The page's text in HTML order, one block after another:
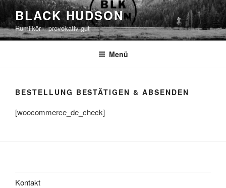
Zum
Inhalt
springen
BLACK HUDSON
Rumlikör – provokativ gut
Menü
BESTELLUNG BESTÄTIGEN & ABSENDEN
[woocommerce_de_check]
Kontakt